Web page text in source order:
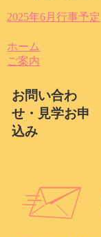
2025年6月行事予定
ホーム
ご案内
お問い合わ
せ・見学お申
込み